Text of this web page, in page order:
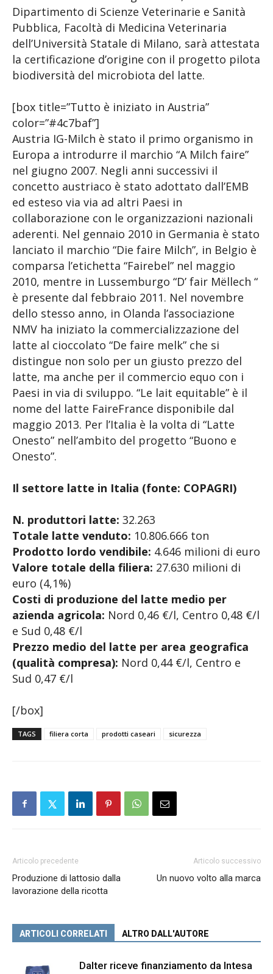
Dipartimento di Scienze Veterinarie e Sanità
Pubblica, Facoltà di Medicina Veterinaria
dell’Università Statale di Milano, sarà attestata
la certificazione d’origine con il progetto pilota
biodiversità del microbiota del latte.
[box title=”Tutto è iniziato in Austria”
color=”#4c7baf”]
Austria IG-Milch è stato il primo organismo in
Europa a introdurre il marchio “A Milch faire”
nel giugno 2007. Negli anni successivi il
concetto austriaco è stato adottato dall’EMB
ed esteso via via ad altri Paesi in
collaborazione con le organizzazioni nazionali
aderenti. Nel gennaio 2010 in Germania è stato
lanciato il marchio “Die faire Milch”, in Belgio è
comparsa l’etichetta “Fairebel” nel maggio
2010, mentre in Lussemburgo “D’ fair Mëllech “
è presente dal febbraio 2011. Nel novembre
dello stesso anno, in Olanda l’associazione
NMV ha iniziato la commercializzazione del
latte al cioccolato “De faire melk” che si
distingue non solo per un giusto prezzo del
latte, ma anche per il commercio equo con i
Paesi in via di sviluppo. “Le lait equitable” è il
nome del latte FaireFrance disponibile dal
maggio 2013. Per l’Italia è la volta di “Latte
Onesto” nell’ambito del progetto “Buono e
Onesto”.
Il settore latte in Italia (fonte: COPAGRI)
N. produttori latte: 32.263
Totale latte venduto: 10.806.666 ton
Prodotto lordo vendibile: 4.646 milioni di euro
Valore totale della filiera: 27.630 milioni di
euro (4,1%)
Costi di produzione del latte medio per
azienda agricola: Nord 0,46 €/l, Centro 0,48 €/l
e Sud 0,48 €/l
Prezzo medio del latte per area geografica
(qualità compresa): Nord 0,44 €/l, Centro e
Sud 0,47 €/l
[/box]
TAGS filiera corta prodotti caseari sicurezza
Articolo precedente
Produzione di lattosio dalla
lavorazione della ricotta
Articolo successivo
Un nuovo volto alla marca
ARTICOLI CORRELATI ALTRO DALL'AUTORE
Dalter riceve finanziamento da Intesa